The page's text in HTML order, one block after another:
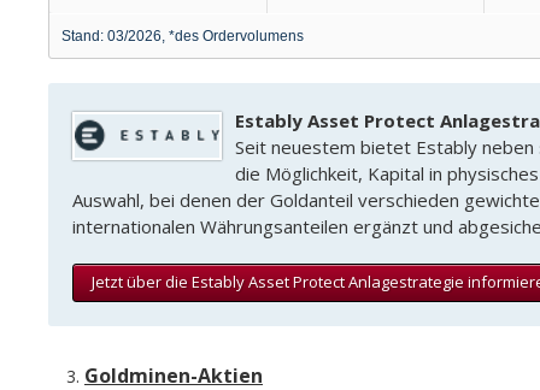
Stand: 03/2026, *des Ordervolumens
Estably Asset Protect
Seit neuestem bietet Estably neben
die Möglichkeit, Kapital in
Auswahl, bei denen der Goldanteil verschieden
internationalen Währungsanteilen ergänzt und
Jetzt über die Estably Asset Protect Anlagestrategie
Goldminen-Aktien